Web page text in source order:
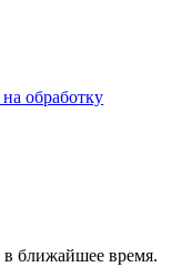
обработку
ближайшее время.